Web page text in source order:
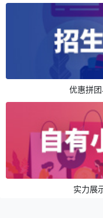
优惠拼
实力展